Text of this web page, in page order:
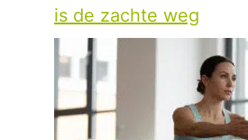
is de zachte weg